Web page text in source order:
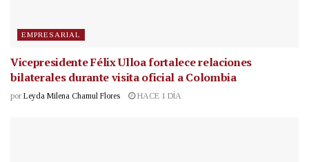
EMPRESARIAL
Vicepresidente Félix Ulloa fortalece relaciones
bilaterales durante visita oficial a Colombia
por Leyda Milena Chamul Flores HACE 1 DÍA